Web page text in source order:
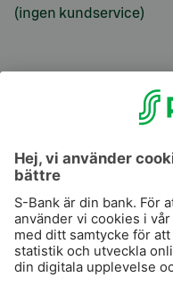
(ingen kundservice)
S-Prime